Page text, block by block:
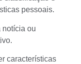
pessoais.
notícia ou
características